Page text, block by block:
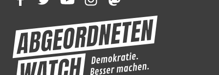
facebooktwitteryoutubeinstagrammastodon